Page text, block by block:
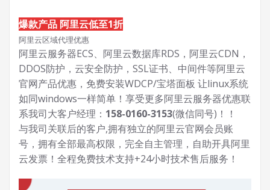
爆款产品 阿里云低至1折
阿里云区域代理优惠
阿里云服务器ECS、阿里云数据库RDS，阿里云CDN，
DDOS防护，云安全防护，SSL证书、中间件等阿里云
官网产品优惠，免费安装WDCP/宝塔面板 让linux系统
如同windows一样简单！享受更多阿里云服务器优惠联
系我司大客户经理： 158-0160-3153(微信同号)！！
与我司关联后的客户,拥有独立的阿里云官网会员账
号，拥有全部最高权限，完全自主管理，自助开具阿里
云发票！全程免费技术支持+24小时技术售后服务！